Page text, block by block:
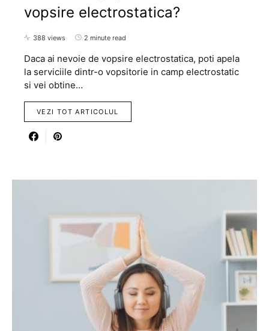
vopsire electrostatica?
388 views 2 minute read
Daca ai nevoie de vopsire electrostatica, poti apela
la serviciile dintr-o vopsitorie in camp electrostatic
si vei obtine…
VEZI TOT ARTICOLUL